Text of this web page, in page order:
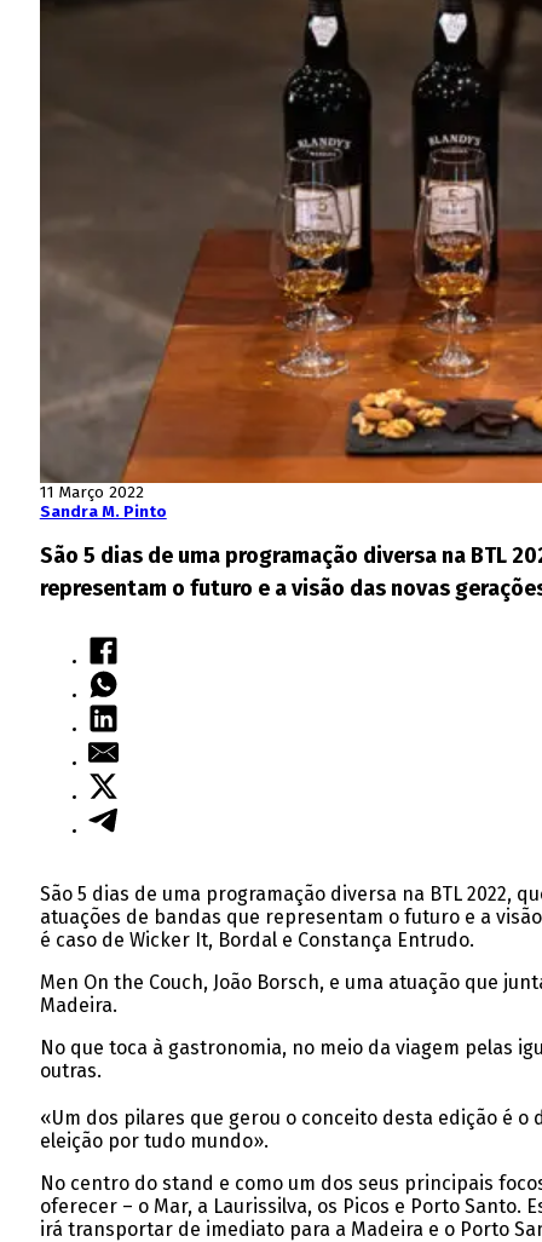
11 Março 2022
Sandra M. Pinto
São 5 dias de uma programação diversa na BTL
representam o futuro e a visão das novas
São 5 dias de uma programação diversa na BTL 2022,
atuações de bandas que representam o futuro e a
é caso de Wicker It, Bordal e Constança Entrudo.
Men On the Couch, João Borsch, e uma atuação que
Madeira.
No que toca à gastronomia, no meio da viagem pelas
outras.
«Um dos pilares que gerou o conceito desta edição é
eleição por tudo mundo».
No centro do stand e como um dos seus principais
oferecer – o Mar, a Laurissilva, os Picos e Porto
irá transportar de imediato para a Madeira e o Porto